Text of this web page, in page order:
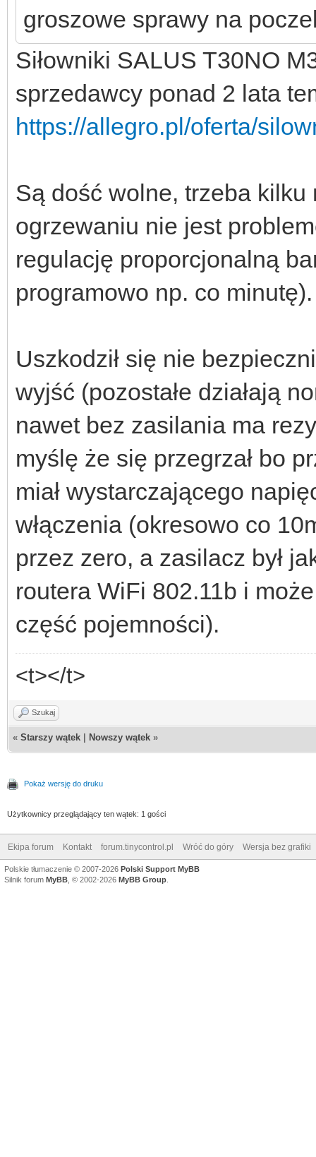
groszowe sprawy na
Siłowniki SALUS T30NO
sprzedawcy ponad 2 lata
https://allegro.pl/oferta/
Są dość wolne, trzeba
ogrzewaniu nie jest
regulację proporcjonalną
programowo np. co minutę).
Uszkodził się nie
wyjść (pozostałe działają
nawet bez zasilania ma
myślę że się przegrzał bo
miał wystarczającego
włączenia (okresowo co
przez zero, a zasilacz był
routera WiFi 802.11b i
część pojemności).
<t></t>
Szukaj
« Starszy wątek Nowszy wątek »
Pokaż wersję do druku
Użytkownicy przeglądający ten wątek: 1 gości
Ekipa forum Kontakt forum.tinycontrol.pl Wróć do góry Wersja bez grafiki
Polskie tłumaczenie © 2007-2026 Polski Support MyBB
Silnik forum MyBB , © 2002-2026 MyBB Group